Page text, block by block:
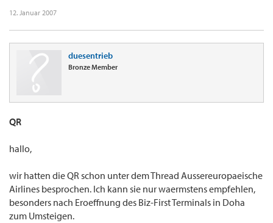
12. Januar 2007
duesentrieb
Bronze Member
QR
hallo,
wir hatten die QR schon unter dem Thread Aussereuropaeische
Airlines besprochen. Ich kann sie nur waermstens empfehlen,
besonders nach Eroeffnung des Biz-First Terminals in Doha
zum Umsteigen.